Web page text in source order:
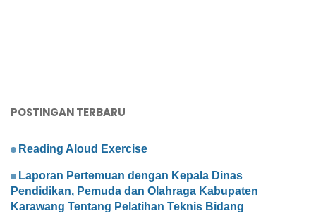
POSTINGAN TERBARU
Reading Aloud Exercise
Laporan Pertemuan dengan Kepala Dinas
Pendidikan, Pemuda dan Olahraga Kabupaten
Karawang Tentang Pelatihan Teknis Bidang